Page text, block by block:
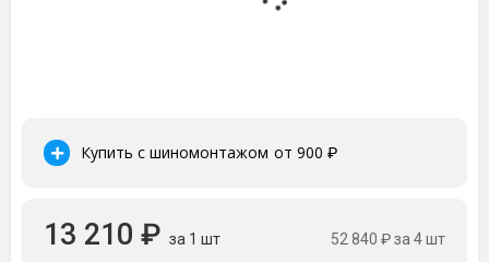
Купить с шиномонтажом от 900 ₽
13 210 ₽ за 1 шт 52 840 ₽за 4 шт